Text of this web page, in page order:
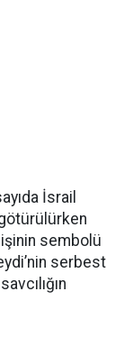
İsrail
sembolü
serbest